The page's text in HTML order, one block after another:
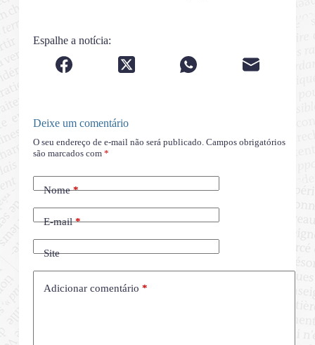
Espalhe a notícia:
Deixe um comentário
O seu endereço de e-mail não será publicado. Campos obrigatórios
são marcados com *
Nome*
E-mail*
Site
Adicionar comentário *